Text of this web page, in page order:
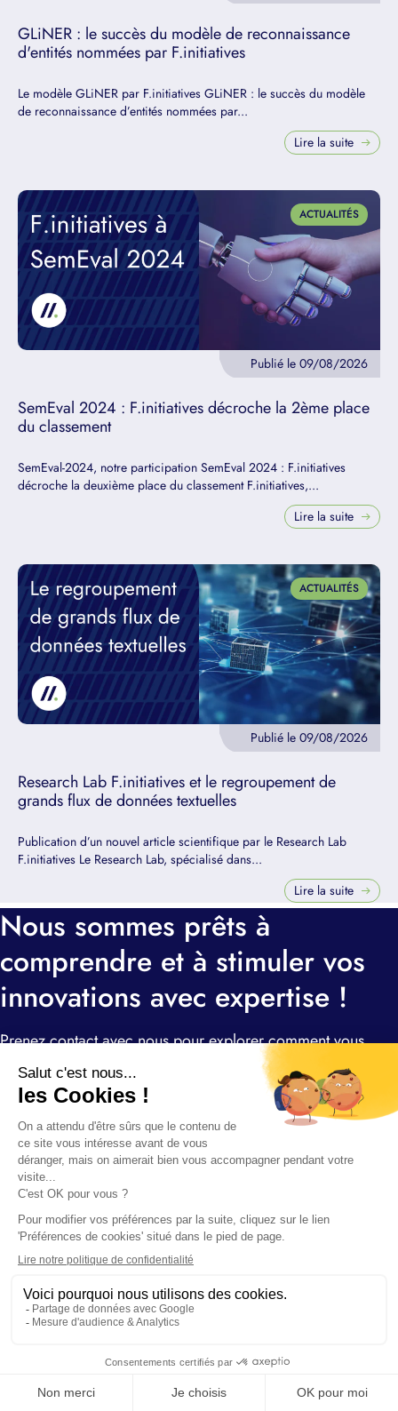
GLiNER : le succès du modèle de reconnaissance
d'entités nommées par F.initiatives
Le modèle GLiNER par F.initiatives GLiNER : le succès du modèle
de reconnaissance d’entités nommées par...
Lire la suite
ACTUALITÉS
SemEval 2024 : F.initiatives décroche la 2ème place
du classement
Publié le 09/08/2026
SemEval-2024, notre participation SemEval 2024 : F.initiatives
décroche la deuxième place du classement F.initiatives,...
Lire la suite
ACTUALITÉS
Research Lab F.initiatives et le regroupement de
grands flux de données textuelles
Publié le 09/08/2026
Publication d’un nouvel article scientifique par le Research Lab
F.initiatives Le Research Lab, spécialisé dans...
Lire la suite
Nous sommes prêts à
comprendre et à stimuler vos
innovations avec expertise !
Prenez contact avec nous pour explorer comment vous
pouvez également bénéficier de la puissance de nos outils
intégrants les dernières avancées en IA, transformant nos
consultants expérimentés en consultants augmentés dans le
domaine du financement de l’innovation.
Nous contacter
Newsletter
Inscrivez-vous à notre newsletter mensuelle pour profiter de notre
J‘accepte de recevoir la newsletter F.initiatives. Mes données
seront traitées conformément à laProtection des données